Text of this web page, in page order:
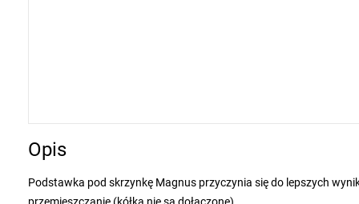
Opis
Podstawka pod skrzynkę Magnus przyczynia się do lepszych